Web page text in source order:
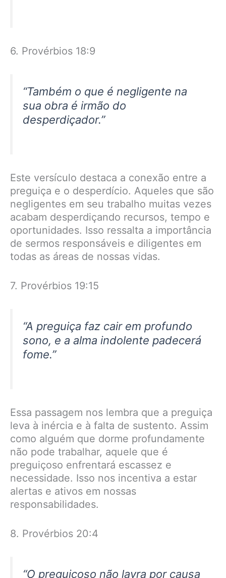
6. Provérbios 18:9
“Também o que é negligente na
sua obra é irmão do
desperdiçador.”
Este versículo destaca a conexão entre a
preguiça e o desperdício. Aqueles que são
negligentes em seu trabalho muitas vezes
acabam desperdiçando recursos, tempo e
oportunidades. Isso ressalta a importância
de sermos responsáveis e diligentes em
todas as áreas de nossas vidas.
7. Provérbios 19:15
“A preguiça faz cair em profundo
sono, e a alma indolente padecerá
fome.”
Essa passagem nos lembra que a preguiça
leva à inércia e à falta de sustento. Assim
como alguém que dorme profundamente
não pode trabalhar, aquele que é
preguiçoso enfrentará escassez e
necessidade. Isso nos incentiva a estar
alertas e ativos em nossas
responsabilidades.
8. Provérbios 20:4
“O preguiçoso não lavra por causa